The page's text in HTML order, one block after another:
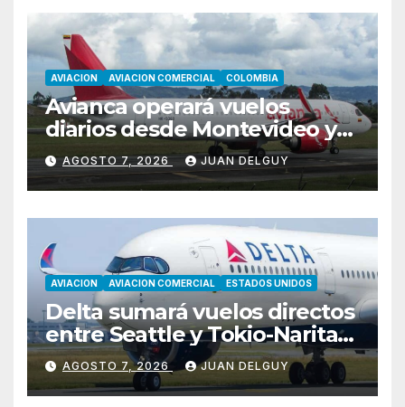
AVIACION AVIACION COMERCIAL COLOMBIA
Avianca operará vuelos
diarios desde Montevideo y
Asunción hacia Bogotá
AGOSTO 7, 2026 JUAN DELGUY
AVIACION AVIACION COMERCIAL ESTADOS UNIDOS
Delta sumará vuelos directos
entre Seattle y Tokio-Narita
desde marzo de 2027
AGOSTO 7, 2026 JUAN DELGUY